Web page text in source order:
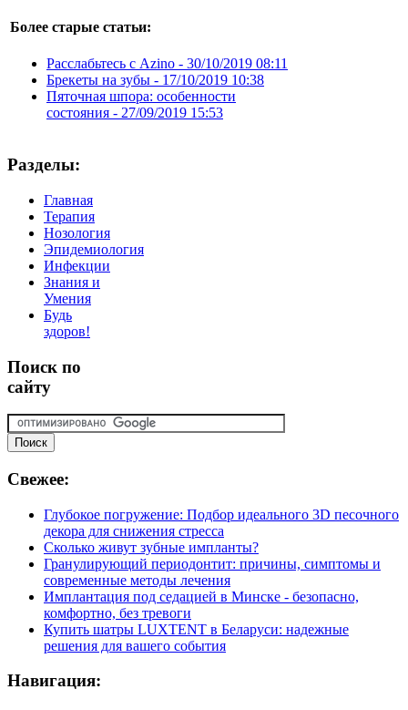
Более старые статьи:
Расслабьтесь с Azino - 30/10/2019 08:11
Брекеты на зубы - 17/10/2019 10:38
Пяточная шпора: особенности
состояния - 27/09/2019 15:53
Разделы:
Главная
Терапия
Нозология
Эпидемиология
Инфекции
Знания и
Умения
Будь
здоров!
Поиск по
сайту
Свежее:
Глубокое погружение: Подбор идеального 3D песочного
декора для снижения стресса
Сколько живут зубные импланты?
Гранулирующий периодонтит: причины, симптомы и
современные методы лечения
Имплантация под седацией в Минске - безопасно,
комфортно, без тревоги
Купить шатры LUXTENT в Беларуси: надежные
решения для вашего события
Навигация: